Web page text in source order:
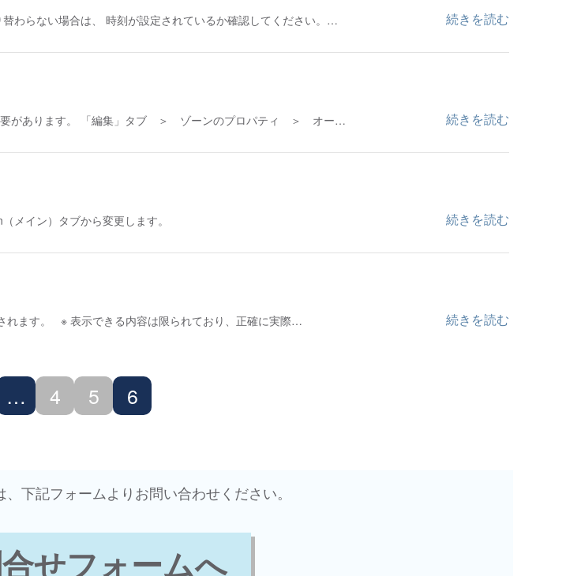
わらない場合は、 時刻が設定されているか確認してください。… 続きを読む
要があります。 「編集」タブ ＞ ゾーンのプロパティ ＞ オー… 続きを読む
メイン）タブから変更します。 続きを読む
れます。 ※ 表示できる内容は限られており、正確に実際… 続きを読む
… 4 5 6
下記フォームよりお問い合わせください。
せフォームへ